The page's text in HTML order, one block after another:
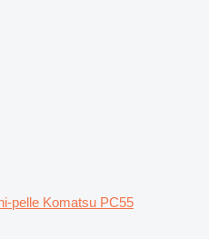
pelle Komatsu PC55